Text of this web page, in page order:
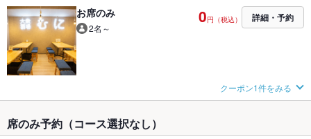
お席のみ
2名～
0円（税込） 詳細・予約
クーポン1件をみる
席のみ予約（コース選択なし）